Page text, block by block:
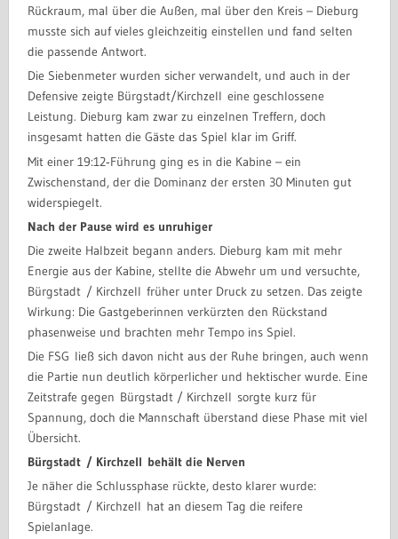
Rückraum, mal über die Außen, mal über den Kreis – Dieburg
musste sich auf vieles gleichzeitig einstellen und fand selten
die passende Antwort.
Die Siebenmeter wurden sicher verwandelt, und auch in der
Defensive zeigte Bürgstadt/Kirchzell eine geschlossene
Leistung. Dieburg kam zwar zu einzelnen Treffern, doch
insgesamt hatten die Gäste das Spiel klar im Griff.
Mit einer 19:12‑Führung ging es in die Kabine – ein
Zwischenstand, der die Dominanz der ersten 30 Minuten gut
widerspiegelt.
Nach der Pause wird es unruhiger
Die zweite Halbzeit begann anders. Dieburg kam mit mehr
Energie aus der Kabine, stellte die Abwehr um und versuchte,
Bürgstadt / Kirchzell früher unter Druck zu setzen. Das zeigte
Wirkung: Die Gastgeberinnen verkürzten den Rückstand
phasenweise und brachten mehr Tempo ins Spiel.
Die FSG ließ sich davon nicht aus der Ruhe bringen, auch wenn
die Partie nun deutlich körperlicher und hektischer wurde. Eine
Zeitstrafe gegen Bürgstadt / Kirchzell sorgte kurz für
Spannung, doch die Mannschaft überstand diese Phase mit viel
Übersicht.
Bürgstadt/ Kirchzell behält die Nerven
Je näher die Schlussphase rückte, desto klarer wurde:
Bürgstadt / Kirchzell hat an diesem Tag die reifere
Spielanlage.